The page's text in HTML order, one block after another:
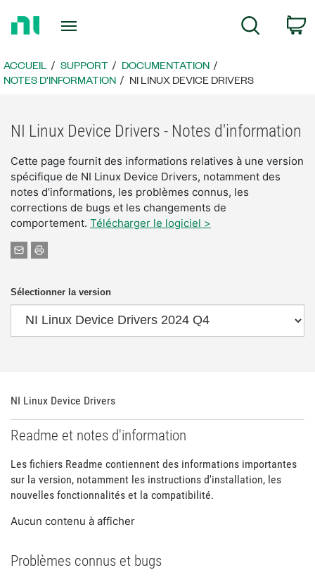
page
d’accueil
ACCUEIL SUPPORT
DOCUMENTATION
NOTES D'INFORMATION
NI LINUX DEVICE DRIVERS
NI Linux Device Drivers - Notes d'information
Cette page fournit des informations relatives à une version
spécifique de NI Linux Device Drivers, notamment des
notes d’informations, les problèmes connus, les
corrections de bugs et les changements de
comportement. Télécharger le logiciel >
Sélectionner la version
NI Linux Device Drivers
Readme et notes d'information
Les fichiers Readme contiennent des informations importantes
sur la version, notamment les instructions d'installation, les
nouvelles fonctionnalités et la compatibilité.
Aucun contenu à afficher
Problèmes connus et bugs